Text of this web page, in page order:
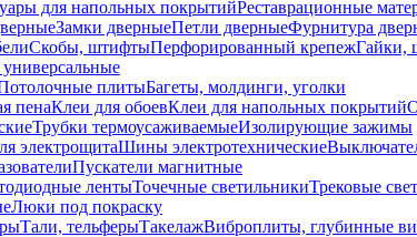
для напольных покрытийРеставрационные
Замки дверныеПетли дверныеФурнитура
Скобы, штифтыПерфорированный крепежГайки,
плитыБагеты, молдинги, уголки
пенаКлеи для обоевКлеи для напольных покрытий
Трубки термоусаживаемыеИзолирующие зажимы
электрощитаШины электротехнические
Пускатели магнитные
лентыТочечные светильникиТрековые
Люки под покраску
Тали, тельферыТакелажВиброплиты, глубинные